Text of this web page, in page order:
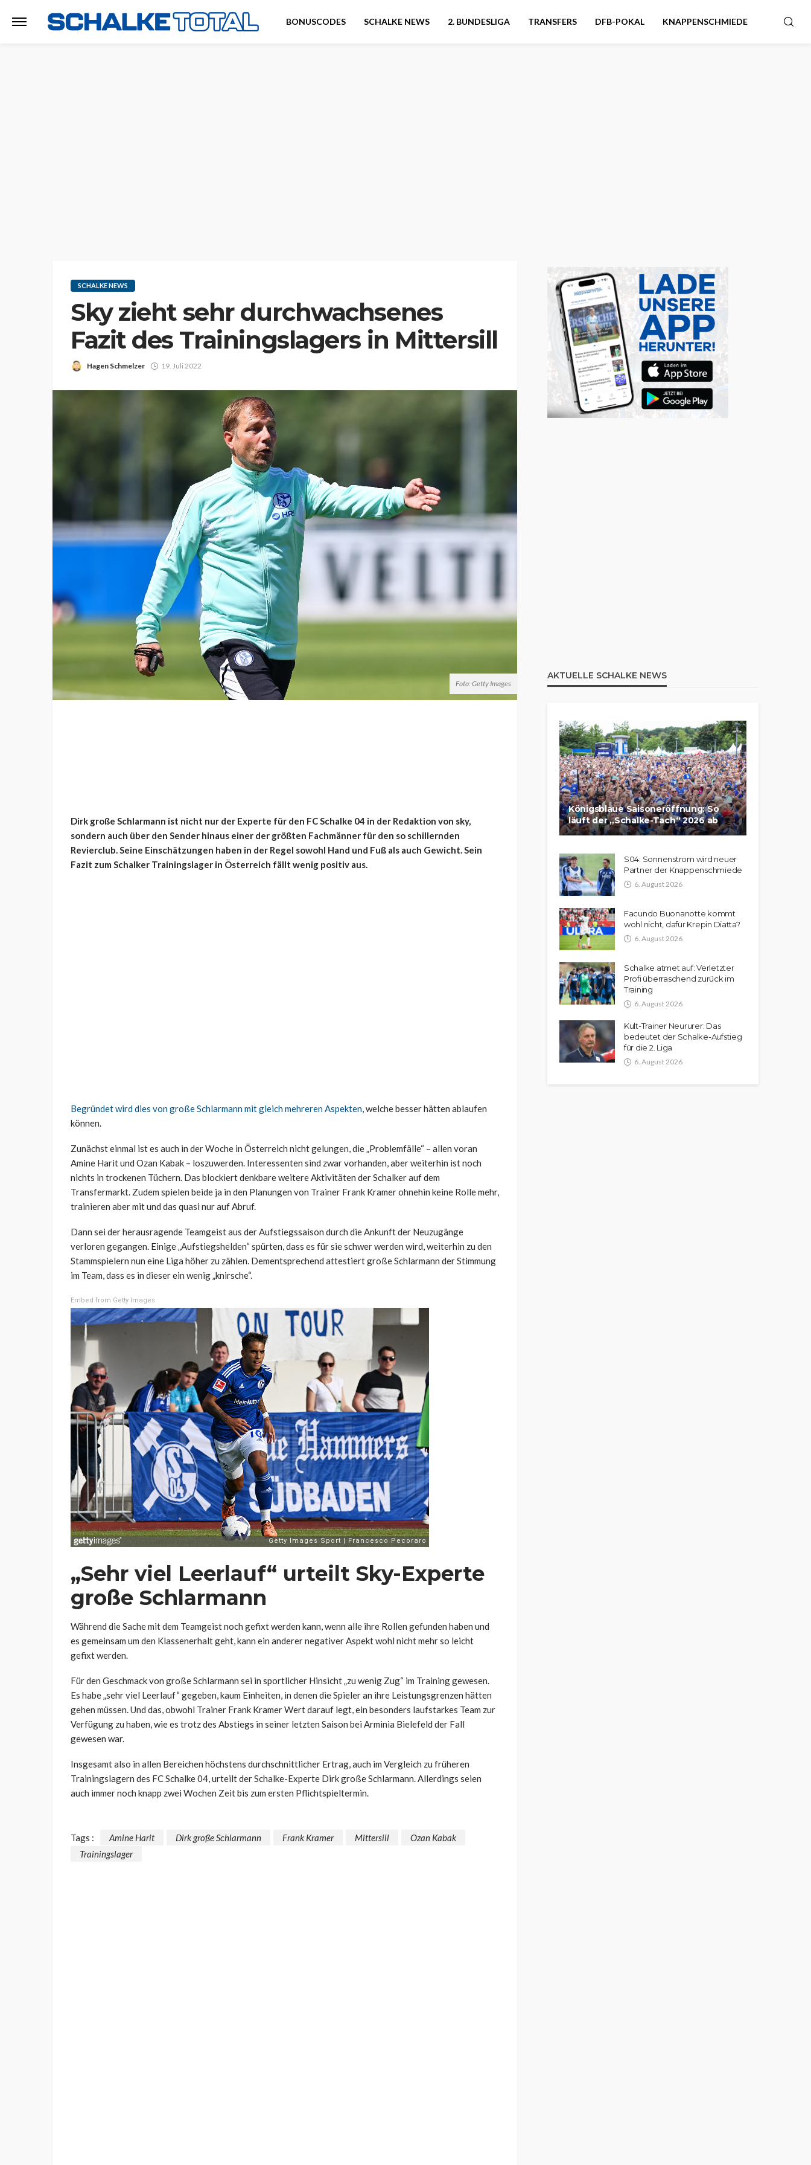
BONUSCODES SCHALKE NEWS 2. BUNDESLIGA TRANSFERS DFB-POKAL KNAPPENSCHMIEDE
SCHALKE NEWS
Sky zieht sehr durchwachsenes
Fazit des Trainingslagers in Mittersill
Hagen Schmelzer 19. Juli 2022
Foto: Getty Images
Dirk große Schlarmann ist nicht nur der Experte für den FC Schalke 04 in der Redaktion von sky,
sondern auch über den Sender hinaus einer der größten Fachmänner für den so schillernden
Revierclub. Seine Einschätzungen haben in der Regel sowohl Hand und Fuß als auch Gewicht. Sein
Fazit zum Schalker Trainingslager in Österreich fällt wenig positiv aus.
Begründet wird dies von große Schlarmann mit gleich mehreren Aspekten, welche besser hätten ablaufen
können.
Zunächst einmal ist es auch in der Woche in Österreich nicht gelungen, die „Problemfälle“ – allen voran
Amine Harit und Ozan Kabak – loszuwerden. Interessenten sind zwar vorhanden, aber weiterhin ist noch
nichts in trockenen Tüchern. Das blockiert denkbare weitere Aktivitäten der Schalker auf dem
Transfermarkt. Zudem spielen beide ja in den Planungen von Trainer Frank Kramer ohnehin keine Rolle mehr,
trainieren aber mit und das quasi nur auf Abruf.
Dann sei der herausragende Teamgeist aus der Aufstiegssaison durch die Ankunft der Neuzugänge
verloren gegangen. Einige „Aufstiegshelden“ spürten, dass es für sie schwer werden wird, weiterhin zu den
Stammspielern nun eine Liga höher zu zählen. Dementsprechend attestiert große Schlarmann der Stimmung
im Team, dass es in dieser ein wenig „knirsche“.
Embed from Getty Images
„Sehr viel Leerlauf“ urteilt Sky-Experte
große Schlarmann
Während die Sache mit dem Teamgeist noch gefixt werden kann, wenn alle ihre Rollen gefunden haben und
es gemeinsam um den Klassenerhalt geht, kann ein anderer negativer Aspekt wohl nicht mehr so leicht
gefixt werden.
Für den Geschmack von große Schlarmann sei in sportlicher Hinsicht „zu wenig Zug“ im Training gewesen.
Es habe „sehr viel Leerlauf“ gegeben, kaum Einheiten, in denen die Spieler an ihre Leistungsgrenzen hätten
gehen müssen. Und das, obwohl Trainer Frank Kramer Wert darauf legt, ein besonders laufstarkes Team zur
Verfügung zu haben, wie es trotz des Abstiegs in seiner letzten Saison bei Arminia Bielefeld der Fall
gewesen war.
Insgesamt also in allen Bereichen höchstens durchschnittlicher Ertrag, auch im Vergleich zu früheren
Trainingslagern des FC Schalke 04, urteilt der Schalke-Experte Dirk große Schlarmann. Allerdings seien
auch immer noch knapp zwei Wochen Zeit bis zum ersten Pflichtspieltermin.
Tags : Amine Harit Dirk große Schlarmann Frank Kramer Mittersill
Ozan Kabak
Trainingslager
AKTUELLE SCHALKE NEWS
Königsblaue Saisoneröffnung: So
läuft der „Schalke-Tach“ 2026 ab
S04: Sonnenstrom wird neuer
Partner der Knappenschmiede
6. August 2026
Facundo Buonanotte kommt
wohl nicht, dafür Krepin Diatta?
6. August 2026
Schalke atmet auf: Verletzter
Profi überraschend zurück im
Training
6. August 2026
Kult-Trainer Neururer: Das
bedeutet der Schalke-Aufstieg
für die 2. Liga
6. August 2026